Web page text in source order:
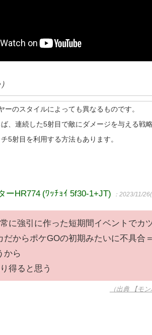
ーのスタイルによっても異なるものです。
、連続した5射目で敵にダメージを与える戦
5射目を利用する方法もあります。
ーHR774 (ﾜｯﾁｮｲ 5f30-1+JT) ：2023/11/
に強引に作った短期間イベントでカ
だからポケGOの初期みたいに不具合
から
得ると思う
（出典 【モ